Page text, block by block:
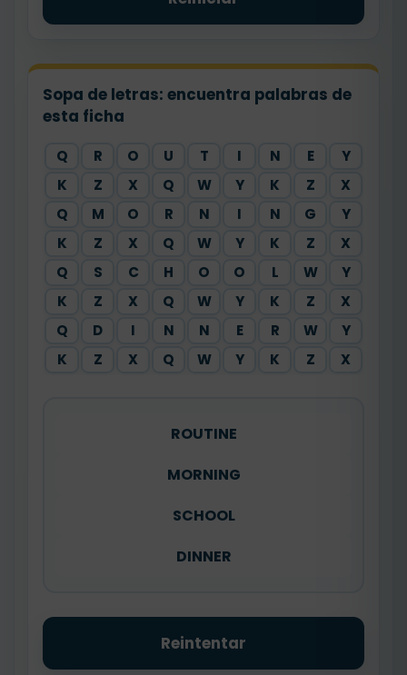
Sopa de letras: encuentra palabras de
esta ficha
Q R O U T I N E
Y
K
Z X Q W Y K Z
X
Q
M O R N I N G
Y
K
Z X Q W Y K Z
X
Q
S C H O O L W
Y
K
Z X Q W Y K Z
X
Q
D I N N E R W
Y
K
Z X Q W Y K Z X
ROUTINE
MORNING
SCHOOL
DINNER
Reintentar